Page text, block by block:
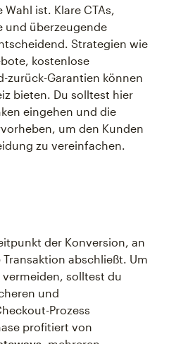
ist. Klare CTAs,
und überzeugende
Strategien wie
kostenlose
zurück-Garantien können
bieten. Du solltest hier
eingehen und die
um den Kunden
zu vereinfachen.
der Konversion, an
abschließt. Um
vermeiden, solltest du
und
Prozess
profitiert von